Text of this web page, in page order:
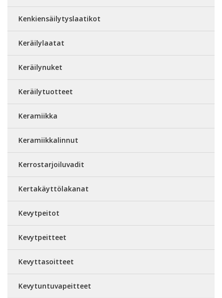
Kenkiensäilytyslaatikot
Keräilylaatat
Keräilynuket
Keräilytuotteet
Keramiikka
Keramiikkalinnut
Kerrostarjoiluvadit
Kertakäyttölakanat
Kevytpeitot
Kevytpeitteet
Kevyttasoitteet
Kevytuntuvapeitteet